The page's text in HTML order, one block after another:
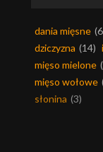
dania mięsne
dziczyzna (14)
mięso mielone
mięso wołowe
słonina (3)